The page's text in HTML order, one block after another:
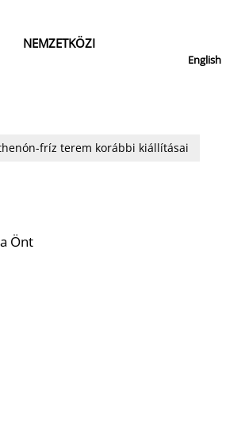
NEMZETKÖZI
English
fríz terem korábbi kiállításai
Önt